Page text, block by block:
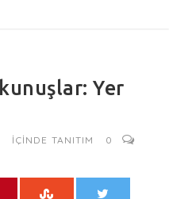
Yer
IÇINDE TANITIM 0